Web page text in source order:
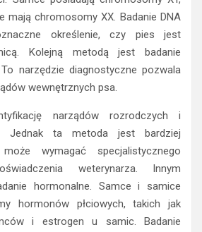
mają chromosomy XX. Badanie DNA
określenie, czy pies jest
Kolejną metodą jest badanie
narzędzie diagnostyczne pozwala
wewnętrznych psa.
narządów rozrodczych i
Jednak ta metoda jest bardziej
wymagać specjalistycznego
weterynarza. Innym
hormonalne. Samce i samice
hormonów płciowych, takich jak
i estrogen u samic. Badanie